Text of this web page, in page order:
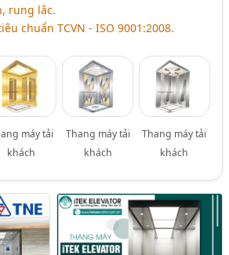
rung lắc.
chuẩn TCVN - ISO 9001:2008.
máy tải
khách
Thang máy tải
khách
Thang máy tải
khách